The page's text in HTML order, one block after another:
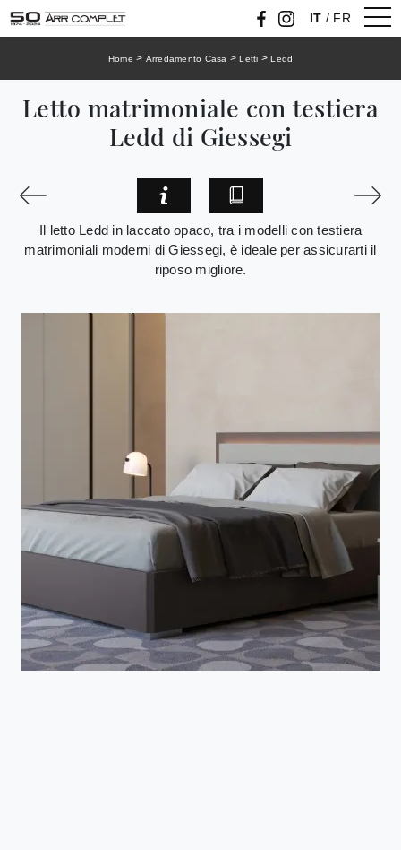
IT / FR
Home > Arredamento Casa >Letti >Ledd
Letto matrimoniale con testiera
Ledd di Giessegi
Il letto Ledd in laccato opaco, tra i modelli con testiera
matrimoniali moderni di Giessegi, è ideale per assicurarti il
riposo migliore.